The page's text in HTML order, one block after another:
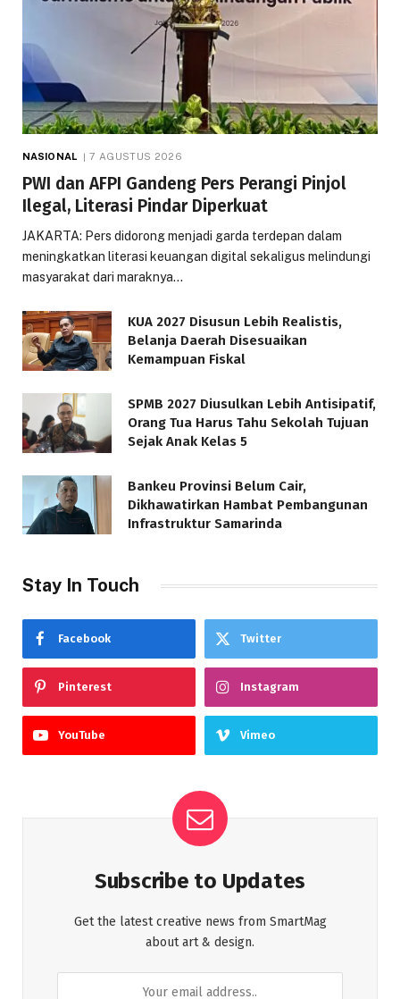
NASIONAL 7 AGUSTUS 2026
PWI dan AFPI Gandeng Pers Perangi Pinjol
Ilegal, Literasi Pindar Diperkuat
JAKARTA: Pers didorong menjadi garda terdepan dalam
meningkatkan literasi keuangan digital sekaligus melindungi
masyarakat dari maraknya…
KUA 2027 Disusun Lebih Realistis,
Belanja Daerah Disesuaikan
Kemampuan Fiskal
SPMB 2027 Diusulkan Lebih Antisipatif,
Orang Tua Harus Tahu Sekolah Tujuan
Sejak Anak Kelas 5
Bankeu Provinsi Belum Cair,
Dikhawatirkan Hambat Pembangunan
Infrastruktur Samarinda
Stay In Touch
Facebook Twitter
Pinterest Instagram
YouTube Vimeo
Subscribe to Updates
Get the latest creative news from SmartMag
about art & design.